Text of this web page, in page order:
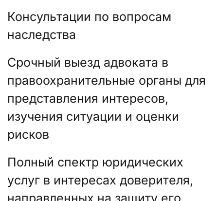
Консультации по вопросам
наследства
Срочный выезд адвоката в
правоохранительные органы для
представления интересов,
изучения ситуации и оценки
рисков
Полный спектр юридических
услуг в интересах доверителя,
направленных на защиту его